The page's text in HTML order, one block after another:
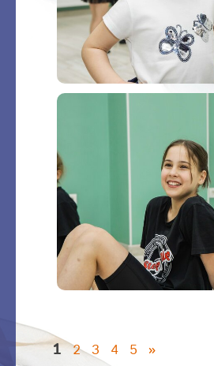
1 2 3 4 5 »